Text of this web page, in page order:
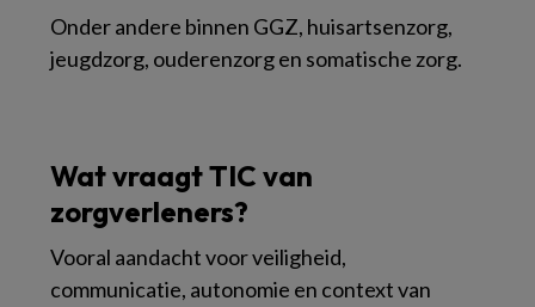
Onder andere binnen GGZ, huisartsenzorg,
jeugdzorg, ouderenzorg en somatische zorg.
Wat vraagt TIC van
zorgverleners?
Vooral aandacht voor veiligheid,
communicatie, autonomie en context van